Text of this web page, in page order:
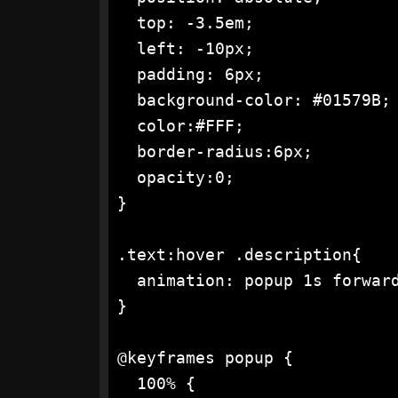
  top: -3.5em;
  left: -10px;
  padding: 6px;
  background-color: #01579B;
  color:#FFF;
  border-radius:6px;
  opacity:0;
}
.text:hover .description{
animation: popup 1s
}
@keyframes popup {
  100% {